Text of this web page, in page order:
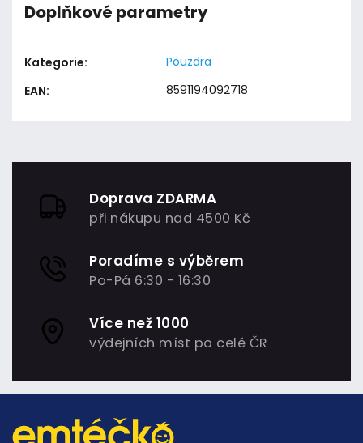
Doplňkové parametry
Kategorie:
Pouzdra
EAN: 8591194092718
Doprava ZDARMA
při nákupu nad 4500 Kč
Poradíme s výběrem
Po-Pá 6:30 - 16:30
Více než 1000
výdejních míst po celé ČR